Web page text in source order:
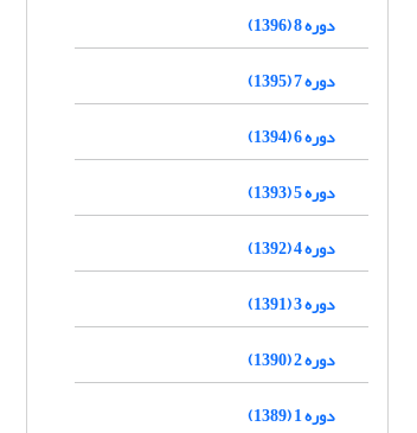
دوره 8 (1396)
دوره 7 (1395)
دوره 6 (1394)
دوره 5 (1393)
دوره 4 (1392)
دوره 3 (1391)
دوره 2 (1390)
دوره 1 (1389)